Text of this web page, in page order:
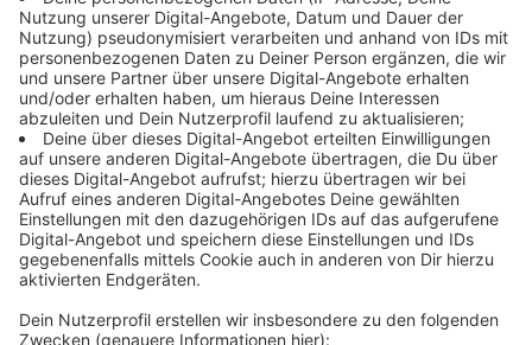
Aktuell steht Vieles bei uns auf dem Prüfstand, so
der Avea-Chef. Schon im kommenden Jahr soll es bei
uns in der Stadt einige Neuerungen geben. Unter
anderem geht es um die Einführung einer Bio-Tonne.
Außerdem will der Müllentsorger seinen Service
erweitern. Im Gespräch sind unter anderem
erweiterte Öffnunsgszeiten des Wertstoffhofes auch
am Samstag. Rheindorf könnte in Zukunft außerdem
eine zusätzliche mobile Annahmestelle bekommen.
Auf längere Sicht will dieAveaaußerdem grüner
werden: spätestens bis 2035 sollen alle Müllautos mit
Wasserstoff fahren.